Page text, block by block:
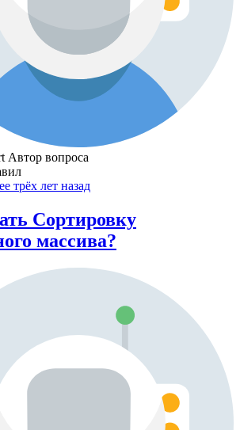
Автор вопроса
трёх лет назад
Сортировку
массива?